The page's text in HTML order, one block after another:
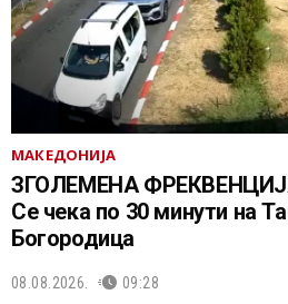
МАКЕДОНИЈА
ЗГОЛЕМЕНА
Се чека по 30 минути на
Богородица
08.08.2026. 09:28